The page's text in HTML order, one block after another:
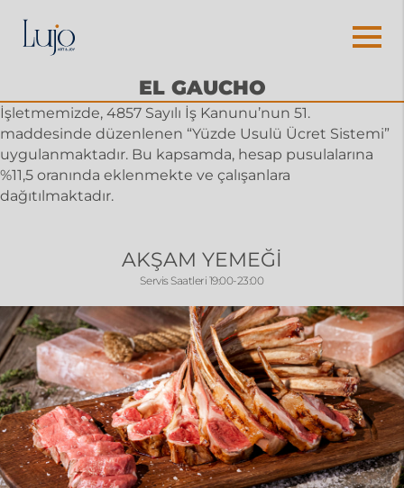
EL GAUCHO
İşletmemizde, 4857 Sayılı İş Kanunu’nun 51.
maddesinde düzenlenen “Yüzde Usulü Ücret Sistemi”
uygulanmaktadır. Bu kapsamda, hesap pusulalarına
%11,5 oranında eklenmekte ve çalışanlara
dağıtılmaktadır.
AKŞAM YEMEĞİ
Servis Saatleri 19:00-23:00